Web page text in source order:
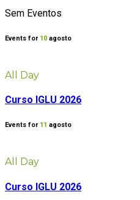
Sem Eventos
Events for 10 agosto
All Day
Curso IGLU 2026
Events for 11 agosto
All Day
Curso IGLU 2026